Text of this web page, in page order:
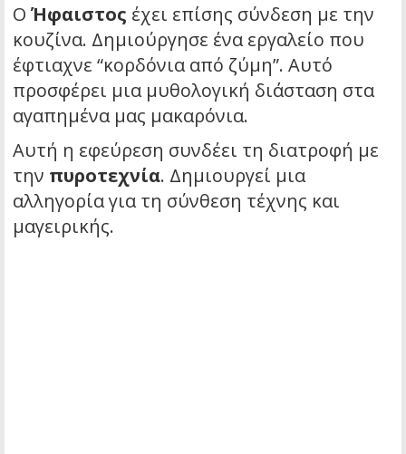
Ο Ήφαιστος έχει επίσης σύνδεση με την
κουζίνα. Δημιούργησε ένα εργαλείο που
έφτιαχνε “κορδόνια από ζύμη”. Αυτό
προσφέρει μια μυθολογική διάσταση στα
αγαπημένα μας μακαρόνια.
Αυτή η εφεύρεση συνδέει τη διατροφή με
την πυροτεχνία. Δημιουργεί μια
αλληγορία για τη σύνθεση τέχνης και
μαγειρικής.